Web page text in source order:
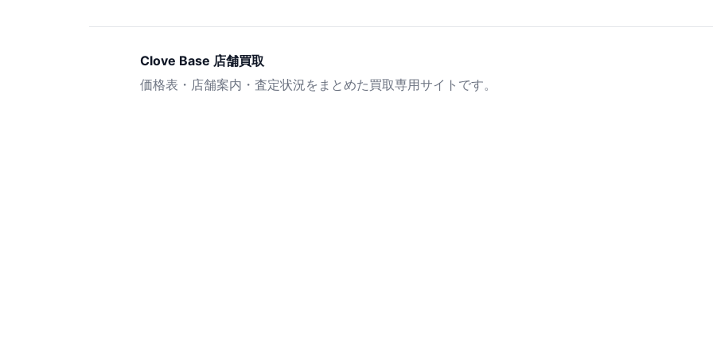
Clove Base 店舗買取
価格表・店舗案内・査定状況をまとめた買取専用サイトです。